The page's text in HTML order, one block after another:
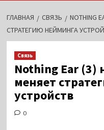
ГЛАВНАЯ СВЯЗЬ
NOTHING
СТРАТЕГИЮ НЕЙМИНГА
Связь
Nothing Ear (3)
меняет
устройств
0